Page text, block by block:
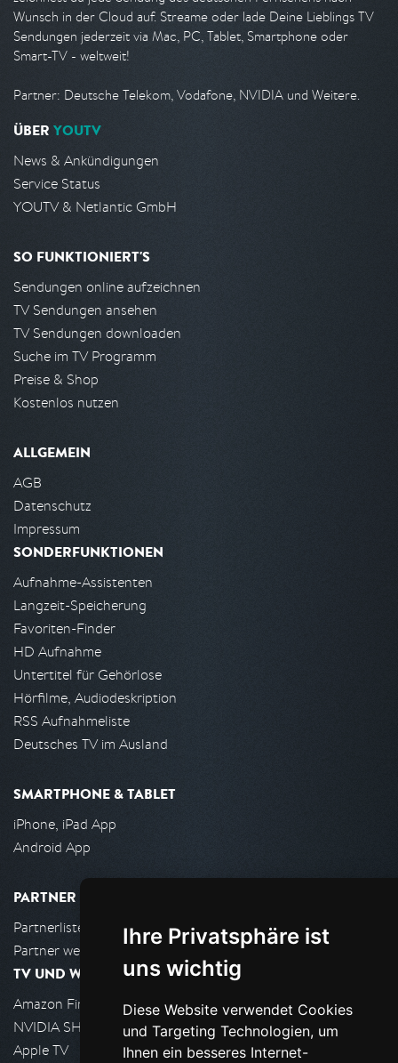
Ihre Privatsphäre ist
uns wichtig
Diese Website verwendet Cookies
und Targeting Technologien, um
Ihnen ein besseres Internet-
Wunsch in der Cloud auf. Streame oder lade Deine Lieblings TV
Sendungen jederzeit via Mac, PC, Tablet, Smartphone oder
Smart-TV - weltweit!
Partner: Deutsche Telekom, Vodafone, NVIDIA und Weitere.
ÜBER YOUTV
News & Ankündigungen
Service Status
YOUTV & Netlantic GmbH
SO FUNKTIONIERT'S
Sendungen online aufzeichnen
TV Sendungen ansehen
TV Sendungen downloaden
Suche im TV Programm
Preise & Shop
Kostenlos nutzen
ALLGEMEIN
AGB
Datenschutz
Impressum
SONDERFUNKTIONEN
Aufnahme-Assistenten
Langzeit-Speicherung
Favoriten-Finder
HD Aufnahme
Untertitel für Gehörlose
Hörfilme, Audiodeskription
RSS Aufnahmeliste
Deutsches TV im Ausland
SMARTPHONE & TABLET
iPhone, iPad App
Android App
PARTNER
Partnerliste
Partner werden
TV UND WOHNZIMMER
Amazon FireTV
NVIDIA SHIELD, Google TV
Apple TV